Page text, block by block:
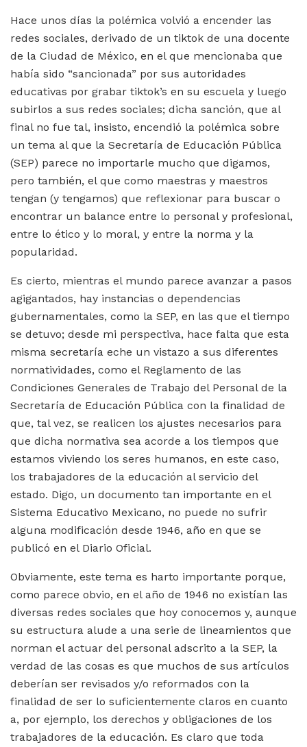
Hace unos días la polémica volvió a encender las
redes sociales, derivado de un tiktok de una docente
de la Ciudad de México, en el que mencionaba que
había sido “sancionada” por sus autoridades
educativas por grabar tiktok’s en su escuela y luego
subirlos a sus redes sociales; dicha sanción, que al
final no fue tal, insisto, encendió la polémica sobre
un tema al que la Secretaría de Educación Pública
(SEP) parece no importarle mucho que digamos,
pero también, el que como maestras y maestros
tengan (y tengamos) que reflexionar para buscar o
encontrar un balance entre lo personal y profesional,
entre lo ético y lo moral, y entre la norma y la
popularidad.
Es cierto, mientras el mundo parece avanzar a pasos
agigantados, hay instancias o dependencias
gubernamentales, como la SEP, en las que el tiempo
se detuvo; desde mi perspectiva, hace falta que esta
misma secretaría eche un vistazo a sus diferentes
normatividades, como el Reglamento de las
Condiciones Generales de Trabajo del Personal de la
Secretaría de Educación Pública con la finalidad de
que, tal vez, se realicen los ajustes necesarios para
que dicha normativa sea acorde a los tiempos que
estamos viviendo los seres humanos, en este caso,
los trabajadores de la educación al servicio del
estado. Digo, un documento tan importante en el
Sistema Educativo Mexicano, no puede no sufrir
alguna modificación desde 1946, año en que se
publicó en el Diario Oficial.
Obviamente, este tema es harto importante porque,
como parece obvio, en el año de 1946 no existían las
diversas redes sociales que hoy conocemos y, aunque
su estructura alude a una serie de lineamientos que
norman el actuar del personal adscrito a la SEP, la
verdad de las cosas es que muchos de sus artículos
deberían ser revisados y/o reformados con la
finalidad de ser lo suficientemente claros en cuanto
a, por ejemplo, los derechos y obligaciones de los
trabajadores de la educación. Es claro que toda